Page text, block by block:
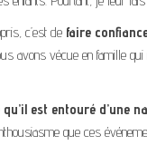
c’est de faire
avons vécue en famille
est entouré d’une
que ces